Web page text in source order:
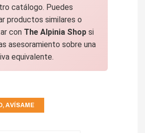
catálogo. Puedes
productos similares o
con The Alpinia Shop si
asesoramiento sobre una
equivalente.
AVÍSAME